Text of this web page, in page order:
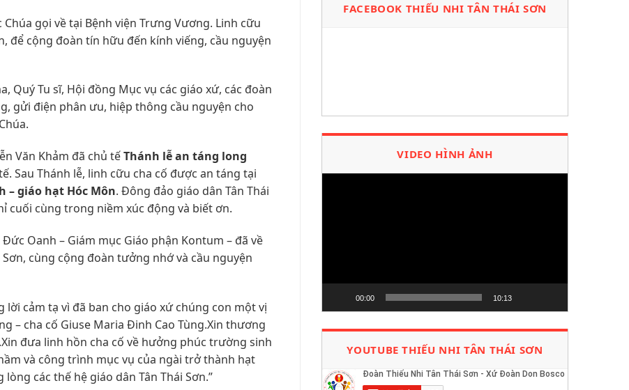
gọi về tại Bệnh viện Trưng Vương. Linh cữu
để cộng đoàn tín hữu đến kính viếng, cầu nguyện
Quý Tu sĩ, Hội đồng Mục vụ các giáo xứ, các đoàn
gửi điện phân ưu, hiệp thông cầu nguyện cho
Văn Khảm đã chủ tếThánh lễ an táng long
Sau Thánh lễ, linh cữu cha cố được an táng tại
– giáo hạt Hóc Môn. Đông đảo giáo dân Tân Thái
cuối cùng trong niềm xúc động và biết ơn.
Oanh – Giám mục Giáo phận Kontum – đã về
cùng cộng đoàn tưởng nhớ và cầu nguyện
lời cảm tạ vì đã ban cho giáo xứ chúng con một vị
– cha cố Giuse Maria Đinh Cao Tùng.Xin thương
đưa linh hồn cha cố về hưởng phúc trường sinh
và công trình mục vụ của ngài trở thành hạt
các thế hệ giáo dân Tân Thái Sơn.”
FACEBOOK THIẾU NHI TÂN THÁI SƠN
VIDEO HÌNH ẢNH
00:00 10:13
YOUTUBE THIẾU NHI TÂN THÁI SƠN